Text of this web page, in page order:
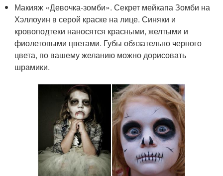
Макияж «Девочка-зомби». Секрет мейкапа Зомби на
Хэллоуин в серой краске на лице. Синяки и
кровоподтеки наносятся красными, желтыми и
фиолетовыми цветами. Губы обязательно черного
цвета, по вашему желанию можно дорисовать
шрамики.